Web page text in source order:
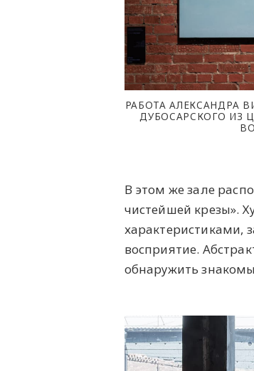
РАБОТА АЛЕКСАНДРА
ДУБОСАРСКОГО ИЗ
В этом же зале
чистейшей крезы».
характеристиками,
восприятие.
обнаружить